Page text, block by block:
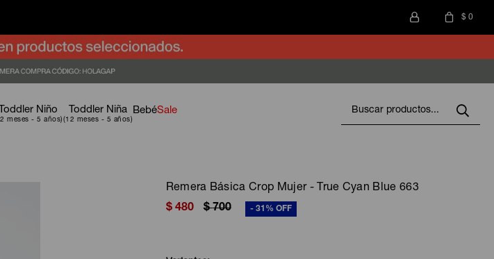
$ 0
Toddler Niño Toddler Niña BebéSale
Remera Básica Crop Mujer - True Cyan Blue 663
$ 480 $ 700 31